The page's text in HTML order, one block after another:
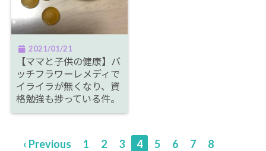
2021/01/21
【ママと子供の健康】バ
ッチフラワーレメディで
イライラが無くなり、資
格勉強も捗っている件。
‹ Previous 1 2 3 4 5 6 7
8